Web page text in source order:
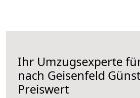
Ihr Umzugsexperte
nach Geisenfeld
Preiswert